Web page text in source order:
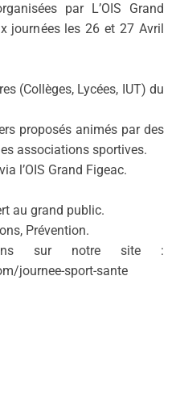
par L’OIS Grand
journées les 26 et 27 Avril
(Collèges, Lycées, IUT) du
proposés animés par des
associations sportives.
l’OIS Grand Figeac.
au grand public.
Prévention.
sur notre site :
journee-sport-sante